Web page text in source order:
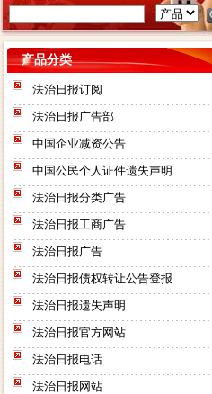
产品分类
法治日报订阅
法治日报广告部
中国企业减资公告
中国公民个人证件遗失声明
法治日报分类广告
法治日报工商广告
法治日报广告
法治日报债权转让公告登报
法治日报遗失声明
法治日报官方网站
法治日报电话
法治日报网站